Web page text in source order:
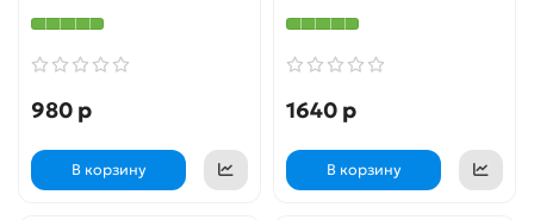
980 р
В корзину
1640 р
В корзину